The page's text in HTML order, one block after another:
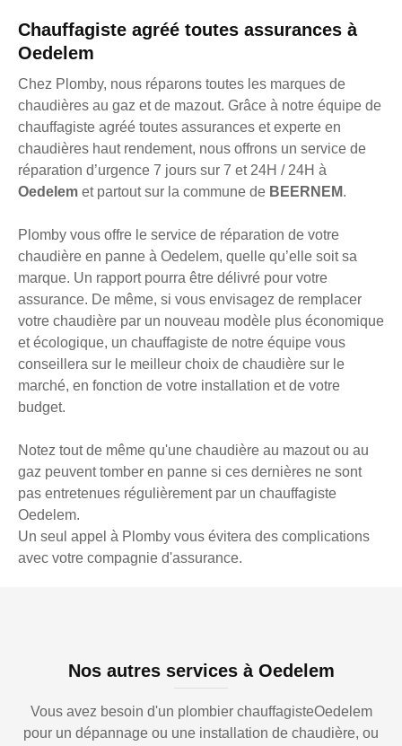
Chauffagiste agréé toutes assurances à
Oedelem
Chez Plomby, nous réparons toutes les marques de
chaudières au gaz et de mazout. Grâce à notre équipe de
chauffagiste agréé toutes assurances et experte en
chaudières haut rendement, nous offrons un service de
réparation d’urgence 7 jours sur 7 et 24H / 24H à
Oedelem et partout sur la commune de BEERNEM.
Plomby vous offre le service de réparation de votre
chaudière en panne à Oedelem, quelle qu’elle soit sa
marque. Un rapport pourra être délivré pour votre
assurance. De même, si vous envisagez de remplacer
votre chaudière par un nouveau modèle plus économique
et écologique, un chauffagiste de notre équipe vous
conseillera sur le meilleur choix de chaudière sur le
marché, en fonction de votre installation et de votre
budget.
Notez tout de même qu'une chaudière au mazout ou au
gaz peuvent tomber en panne si ces dernières ne sont
pas entretenues régulièrement par un chauffagiste
Oedelem.
Un seul appel à Plomby vous évitera des complications
avec votre compagnie d'assurance.
Nos autres services à Oedelem
Vous avez besoin d'un plombier chauffagisteOedelem
pour un dépannage ou une installation de chaudière, ou